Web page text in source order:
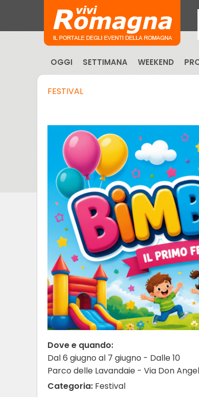
OGGI SETTIMANA WEEKEND
FESTIVAL
Dove e quando:
Dal 6 giugno al 7 giugno - Dalle 10
Parco delle Lavandaie - Via Don
Categoria: Festival